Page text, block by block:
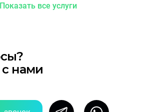
Показать все услуги
нами